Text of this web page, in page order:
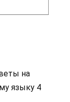
на
языку 4